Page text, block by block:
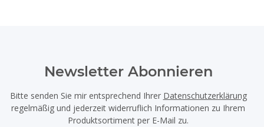
Newsletter Abonnieren
Bitte senden Sie mir entsprechend Ihrer Datenschutzerklärung
regelmäßig und jederzeit widerruflich Informationen zu Ihrem
Produktsortiment per E-Mail zu.